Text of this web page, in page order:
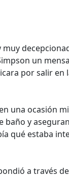
muy
un
por salir en
una ocasión
y
qué estaba
a través